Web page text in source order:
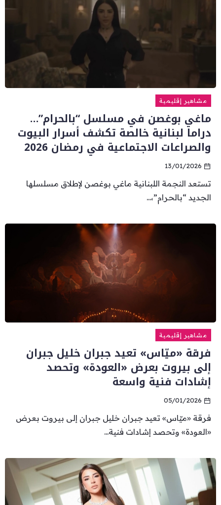
مشاهير إقليمية
ماغي بوغصن في مسلسل “بالحرام”…
دراما لبنانية خالصة تكشف أسرار البيوت
والصراعات الاجتماعية في رمضان 2026
13/01/2026
تستعد النجمة اللبنانية ماغي بوغصن لإطلاق مسلسلها
الجديد “بالحرام”،...
مشاهير إقليمية
فرقة «ميّاس» تعيد جبران خليل جبران
إلى بيروت بعرض «العودة» وتحصد
إشادات فنية واسعة
05/01/2026
فرقة «ميّاس» تعيد جبران خليل جبران إلى بيروت بعرض
«العودة» وتحصد إشادات فنية...